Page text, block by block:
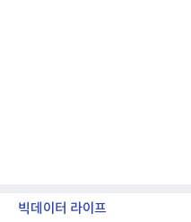
빅데이터 라이프